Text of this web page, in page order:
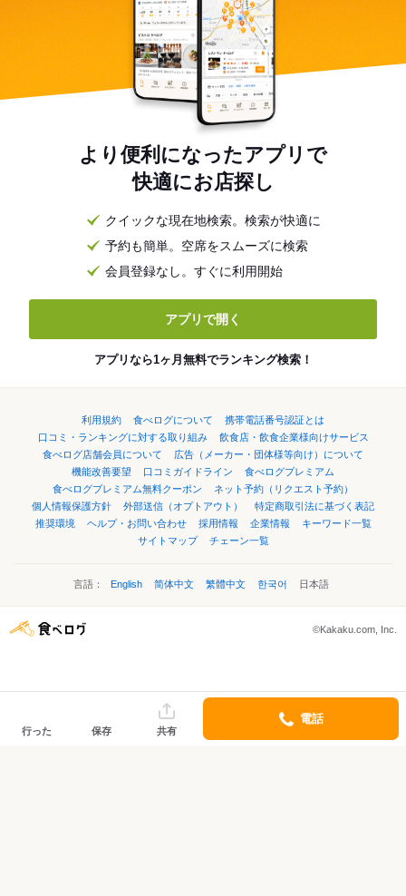
より便利になったアプリで
快適にお店探し
クイックな現在地検索。検索が快適に
予約も簡単。空席をスムーズに検索
会員登録なし。すぐに利用開始
アプリで開く
アプリなら1ヶ月無料でランキング検索！
利用規約 食べログについて
携帯電話番号認証とは
口コミ・ランキングに対する取り組み
飲食店・飲食企業様向けサービス
食べログ店舗会員について
広告（メーカー・団体様等向け）について
機能改善要望
口コミガイドライン
食べログプレミアム
食べログプレミアム無料クーポン
ネット予約（リクエスト予約）
個人情報保護方針
外部送信（オプトアウト）
特定商取引法に基づく表記
推奨環境
ヘルプ・お問い合わせ 採用情報 企業情報
キーワード一覧
サイトマップ
チェーン一覧
言語： English 简体中文 繁體中文 한국어 日本語
©Kakaku.com, Inc.
行った 保存 共有
電話